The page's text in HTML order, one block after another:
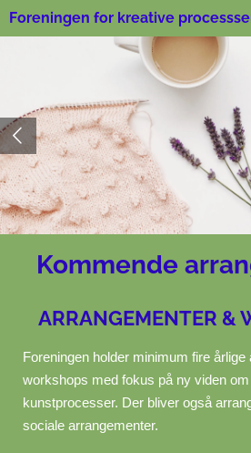
Spring
Kommende
ARRANGEMENTER &
Foreningen holder minimum fire årlige
workshops med fokus på ny viden
kunstprocesser. Der bliver også
sociale arrangementer.